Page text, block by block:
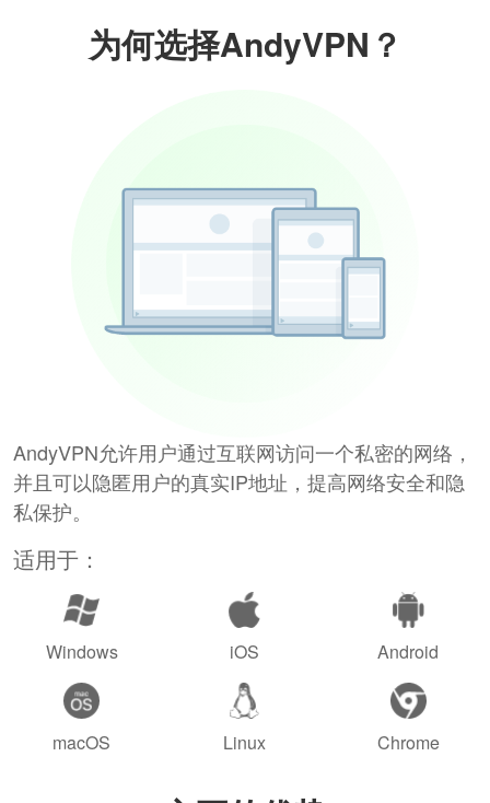
为何选择AndyVPN？
AndyVPN允许用户通过互联网访问一个私密的网络，
并且可以隐匿用户的真实IP地址，提高网络安全和隐
私保护。
适用于：
Windows iOS Android
macOS Linux Chrome